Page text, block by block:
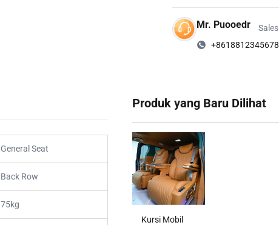
Mr. Puooedr
Sales
+8618812345678
General Seat
Back Row
75kg
Produk yang Baru Dilihat‌
Kursi Mobil